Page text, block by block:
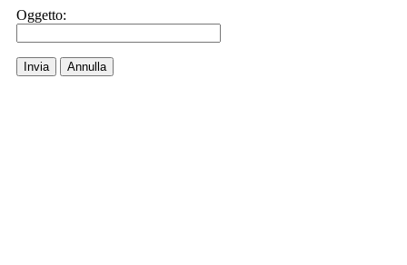
Oggetto:
Invia Annulla